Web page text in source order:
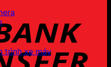
trình xe máy